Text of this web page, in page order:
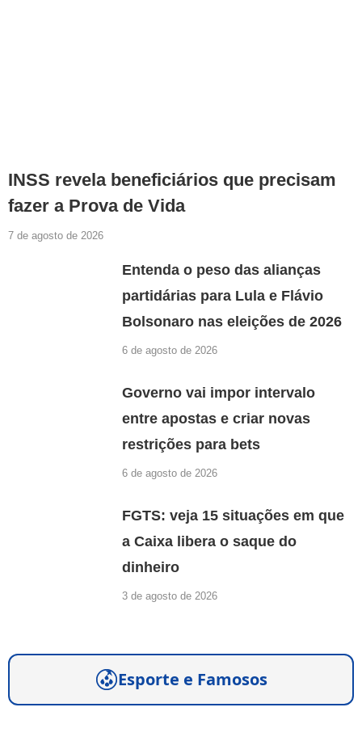
INSS revela beneficiários que precisam
fazer a Prova de Vida
7 de agosto de 2026
Entenda o peso das alianças
partidárias para Lula e Flávio
Bolsonaro nas eleições de 2026
6 de agosto de 2026
Governo vai impor intervalo
entre apostas e criar novas
restrições para bets
6 de agosto de 2026
FGTS: veja 15 situações em que
a Caixa libera o saque do
dinheiro
3 de agosto de 2026
Esporte e Famosos